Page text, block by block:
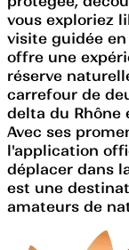
vous exploriez
visite guidée
offre une
réserve
carrefour de
delta du Rhône
Avec ses
l'application
déplacer dans
est une
amateurs de